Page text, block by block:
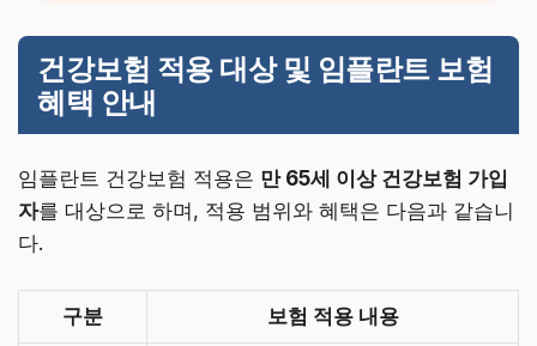
건강보험 적용 대상 및 임플란트 보험
혜택 안내
임플란트 건강보험 적용은 만 65세 이상 건강보험 가입
자를 대상으로 하며, 적용 범위와 혜택은 다음과 같습니
다.
구분 보험 적용 내용